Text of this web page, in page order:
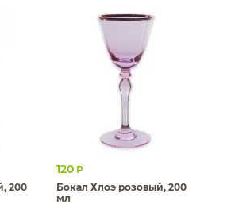
200
120 Р
Бокал Хлоэ розовый, 200
мл